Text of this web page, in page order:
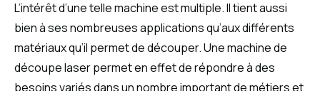
L’intérêt d’une telle machine est multiple. Il tient aussi
bien à ses nombreuses applications qu’aux différents
matériaux qu’il permet de découper. Une machine de
découpe laser permet en effet de répondre à des
besoins variés dans un nombre important de métiers et